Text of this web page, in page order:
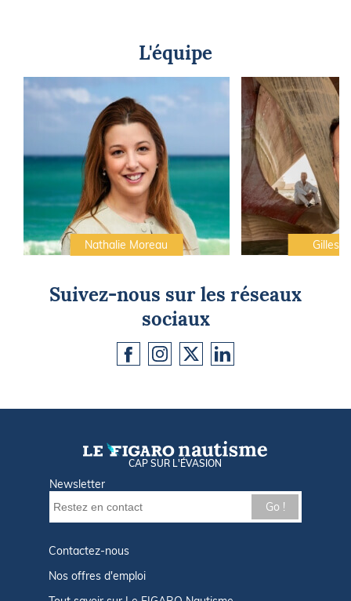
L'équipe
Nathalie Moreau Gilles
Suivez-nous sur les réseaux
sociaux
CAP SUR L'ÉVASION
Newsletter
Go !
Contactez-nous
Nos offres d'emploi